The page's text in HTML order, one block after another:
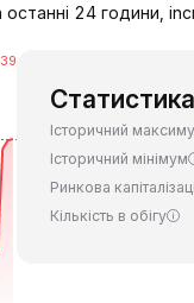
24 години,
Статистика
Історичний
Історичний мінімум
Ринкова
Кількість в обігу